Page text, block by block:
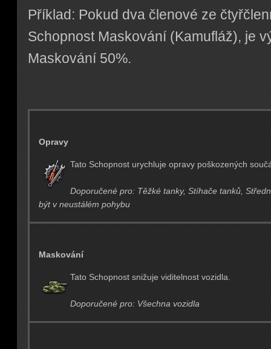
Příklad: Pokud dva členové ze
Schopnost Maskování (Kamufláž), je
Maskování 50%.
Opravy
Tato Schopnost urychluje opravy poškozených
Doporučené pro: Těžké tanky, Stíhače tanků,
být v neustálém pohybu
Maskování
Tato Schopnost snižuje viditelnost vozidla.
Doporučené pro: Všechna vozidla